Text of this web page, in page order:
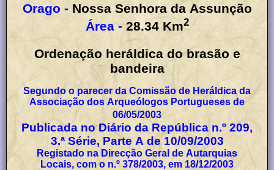
Orago - Nossa Senhora da Assunção
Área - 28.34 Km2
Ordenação heráldica do brasão e
bandeira
Segundo o parecer da Comissão de Heráldica da
Associação dos Arqueólogos Portugueses de
06/05/2003
Publicada no Diário da República n.º 209,
3.ª Série, Parte A de 10/09/2003
Registado na Direcção Geral de Autarquias
Locais, com o n.º 378/2003, em 18/12/2003